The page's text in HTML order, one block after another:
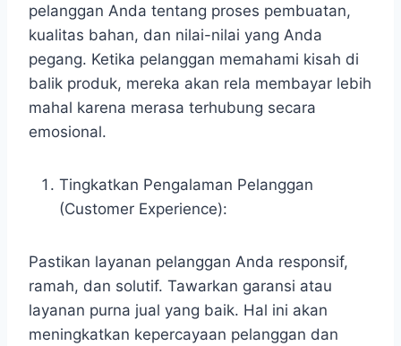
pelanggan Anda tentang proses pembuatan,
kualitas bahan, dan nilai-nilai yang Anda
pegang. Ketika pelanggan memahami kisah di
balik produk, mereka akan rela membayar lebih
mahal karena merasa terhubung secara
emosional.
Tingkatkan Pengalaman Pelanggan
(Customer Experience):
Pastikan layanan pelanggan Anda responsif,
ramah, dan solutif. Tawarkan garansi atau
layanan purna jual yang baik. Hal ini akan
meningkatkan kepercayaan pelanggan dan